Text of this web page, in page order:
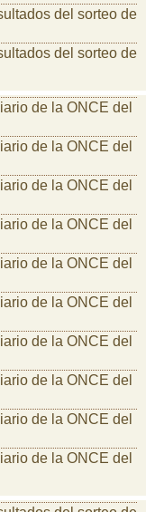
del sorteo de
del sorteo de
de la ONCE del
de la ONCE del
de la ONCE del
de la ONCE del
de la ONCE del
de la ONCE del
de la ONCE del
de la ONCE del
de la ONCE del
de la ONCE del